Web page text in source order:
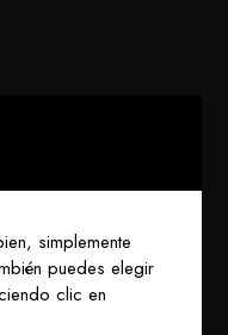
simplemente
puedes elegir
clic en